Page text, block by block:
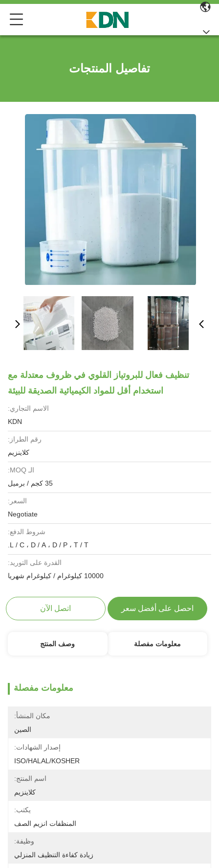
تفاصيل المنتجات
تنظيف فعال للبروتياز القلوي في ظروف معتدلة مع
استخدام أقل للمواد الكيميائية الصديقة للبيئة
الاسم التجاري:
KDN
رقم الطراز:
كلاينزيم
الـ MOQ:
35 كجم / برميل
السعر:
Negotiate
شروط الدفع:
L / C ، D / A ، D / P ، T / T.
القدرة على التوريد:
10000 كيلوغرام / كيلوغرام شهريا
احصل على أفضل سعر اتصل الآن
معلومات مفصلة وصف المنتج
معلومات مفصلة
مكان المنشأ:
الصين
إصدار الشهادات:
ISO/HALAL/KOSHER
اسم المنتج:
كلاينزيم
يكتب:
المنظفات انزيم الصف
وظيفة:
زيادة كفاءة التنظيف المنزلي